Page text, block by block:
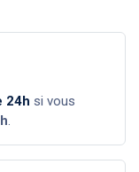
24h si vous
.